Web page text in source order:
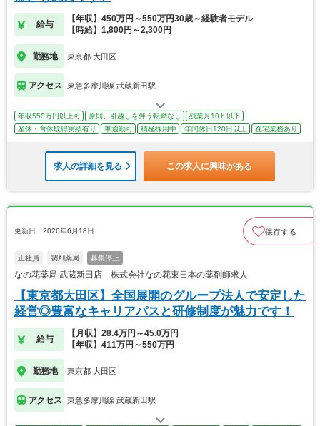
給与
【年収】450万円～550万円30歳～経験者モデル
【時給】1,800円～2,300円
勤務地 東京都 大田区
アクセス 東急多摩川線 武蔵新田駅
年収550万円以上可 原則、引越しを伴う転勤なし
残業月10ｈ以下
産休・育休取得実績有り
車通勤可 積極採用中 年間休日120日以上 在宅業務あり
求人の詳細を見る この求人に興味がある
更新日：2026年6月18日 保存する
正社員 調剤薬局 募集停止
なの花薬局 武蔵新田店 株式会社なの花東日本の薬剤師求人
【東京都大田区】全国展開のグループ法人で安定した
経営◎豊富なキャリアパスと研修制度が魅力です！
給与
【月収】28.4万円～45.0万円
【年収】411万円～550万円
勤務地 東京都 大田区
アクセス 東急多摩川線 武蔵新田駅